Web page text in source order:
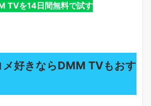
TVを14日間無料で試す
メ好きならDMM TVもおす